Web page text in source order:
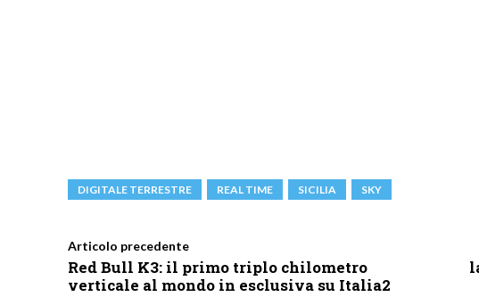
DIGITALE TERRESTRE REAL TIME SICILIA SKY
Articolo precedente
Red Bull K3: il primo triplo chilometro
verticale al mondo in esclusiva su Italia2